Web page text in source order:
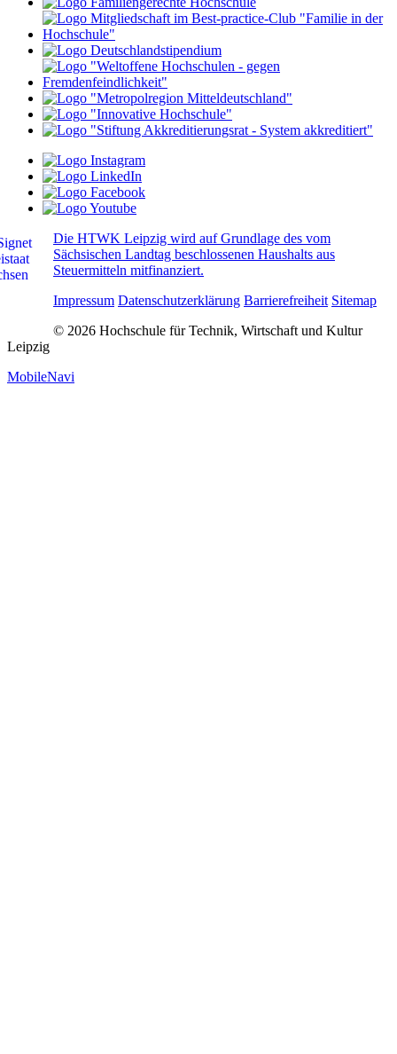
Die HTWK Leipzig wird auf Grundlage des vom
Sächsischen Landtag beschlossenen Haushalts aus
Steuermitteln mitfinanziert.
Impressum Datenschutzerklärung Barrierefreiheit Sitemap
© 2026 Hochschule für Technik, Wirtschaft und Kultur
Leipzig
MobileNavi